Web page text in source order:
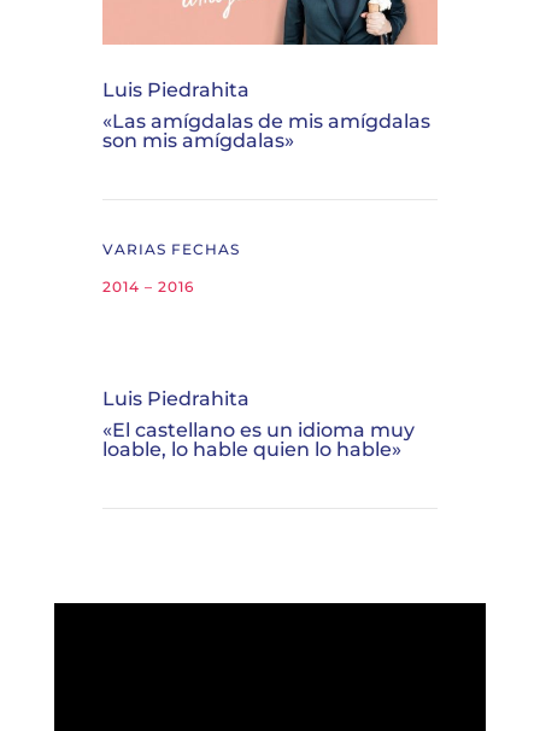
Luis Piedrahita
«Las amígdalas de mis amígdalas
son mis amígdalas»
VARIAS FECHAS
2014 – 2016
Luis Piedrahita
«El castellano es un idioma muy
loable, lo hable quien lo hable»